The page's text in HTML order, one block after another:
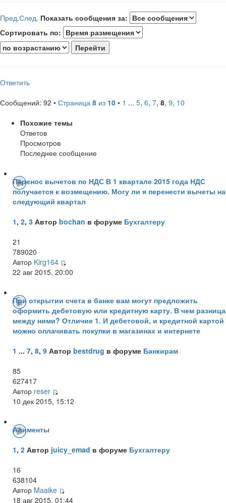
Пред.След. Показать сообщения за:
Сортировать по:
Ответить
Сообщений: 92 • Страница 8 из 10 • 1 ... 5, 6, 7, 8, 9, 10
Похожие темы
Ответов
Просмотров
Последнее сообщение
Перенос вычетов по НДС В 1 квартале 2015 года НДС
получается к возмещению. Могу ли я перенести вычеты на
следующий квартал
1, 2, 3 Автор bochan в форуме Бухгалтеру
21
789020
Автор Kirg164
22 авг 2015, 20:00
При открытии счета в банке вам могут предложить
оформить дебетовую или кредитную карту. В чем разница
между ними? Отличие 1. И дебетовой, и кредитной картой
можно оплачивать покупки в магазинах и интернете
1 ... 7, 8, 9 Автор bestdrug в форуме Банкирам
85
627417
Автор reser
10 дек 2015, 15:12
Алименты
1, 2 Автор juicy_emad в форуме Бухгалтеру
16
638104
Автор Maaike
18 авг 2015, 01:44